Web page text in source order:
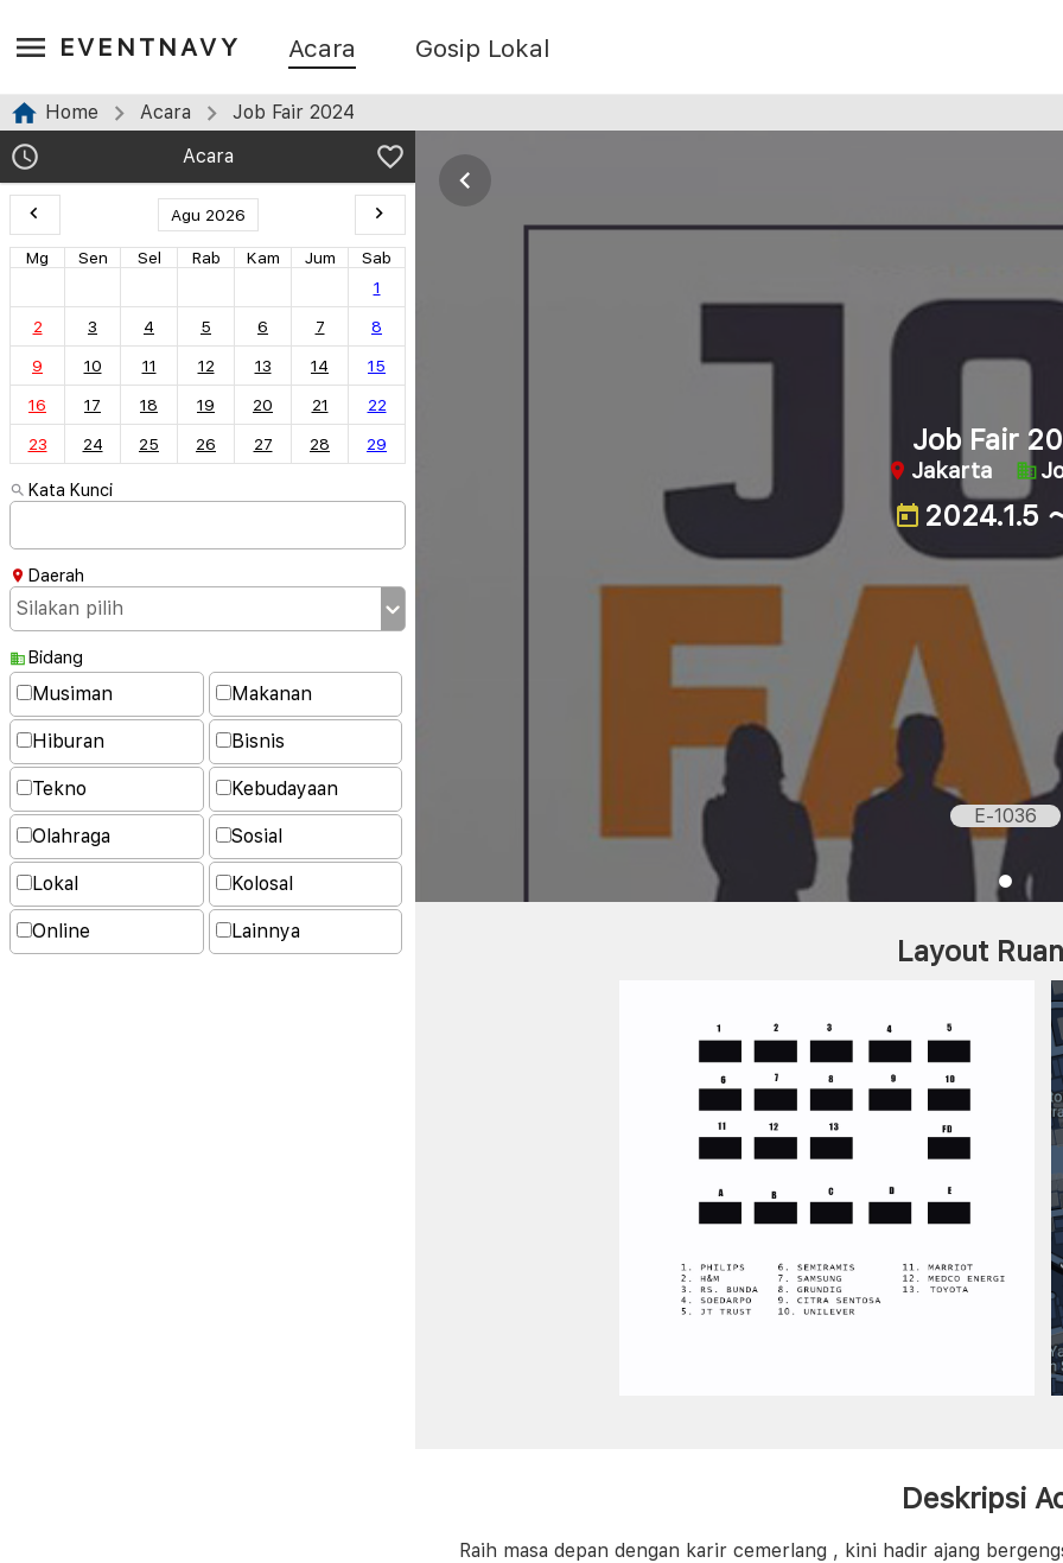
EVENTNAVY Acara Gosip Lokal
Home Acara
Job Fair 2024
Acara
Agu 2026
Mg Sen Sel Rab Kam Jum
Sab
1
2 3 4 5 6 7 8
9 10 11 12 13 14 15
16 17 18 19 20 21 22
23 24 25 26 27 28 29
Kata Kunci
Daerah
Bidang
Musiman Makanan
Hiburan Bisnis
Tekno Kebudayaan
Olahraga Sosial
Lokal Kolosal
Online Lainnya
Job Fair
Jakarta
2024.1.5
E-1036
Layout
Deskripsi
Raih masa depan dengan karir cemerlang , kini hadir ajang